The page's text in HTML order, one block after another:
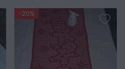
-20%